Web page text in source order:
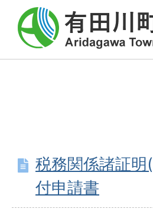
税務関係諸証明
付申請書